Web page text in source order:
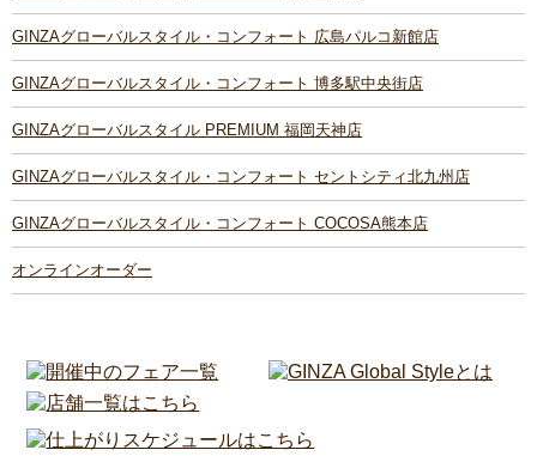
GINZAグローバルスタイル・コンフォート 広島パルコ新館店
GINZAグローバルスタイル・コンフォート 博多駅中央街店
GINZAグローバルスタイル PREMIUM 福岡天神店
GINZAグローバルスタイル・コンフォート セントシティ北九州店
GINZAグローバルスタイル・コンフォート COCOSA熊本店
オンラインオーダー